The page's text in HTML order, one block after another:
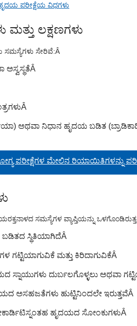
ಹೃದಯ ಪರೀಕ್ಷೆಯ ವಿಧಗಳು
ಲಕ್ಷಣಗಳು
ಸಮಸ್ಯೆಗಳು ಸೇರಿವೆ:Â
Â
Â
ಅಥವಾ ನಿಧಾನ ಹೃದಯ ಬಡಿತ
ಪರೀಕ್ಷೆಗಳ ಮೇಲಿನ ರಿಯಾಯಿತಿಗಳನ್ನು
ಸಮಸ್ಯೆಗಳ ವ್ಯಾಪ್ತಿಯನ್ನು
ಸ್ಥಿತಿಯಾಗಿದೆÂ
ಮತ್ತು ಕಿರಿದಾಗುವಿಕೆÂ
ದುರ್ಬಲಗೊಳ್ಳಲು ಅಥವಾ
ಅಸಹಜತೆಗಳು ಹುಟ್ಟಿನಿಂದಲೇ ಇರುತ್ತವೆÂ
ಹೃದಯದ ಸೋಂಕುಗಳುÂ